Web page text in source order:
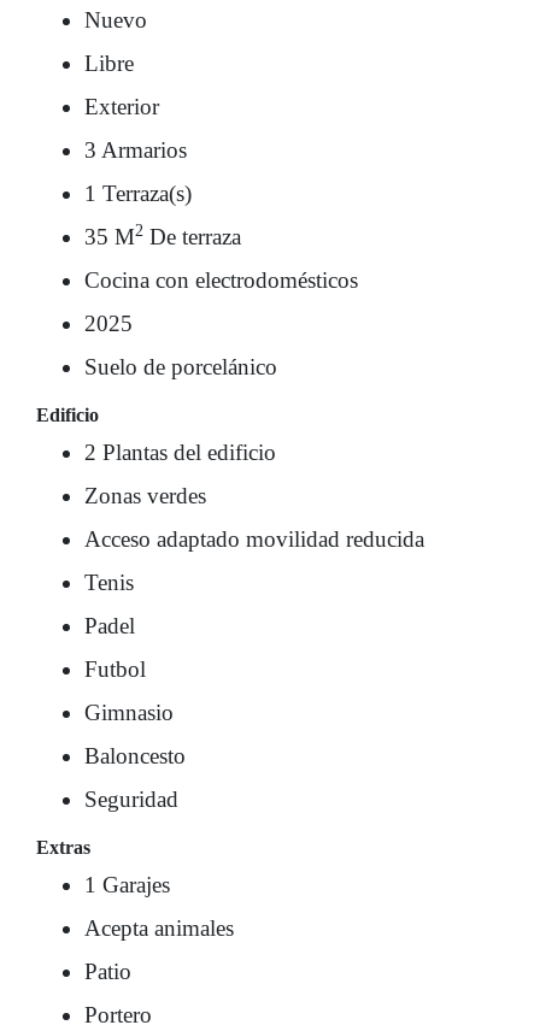
Nuevo
Libre
Exterior
3 Armarios
1 Terraza(s)
35 M2 De terraza
Cocina con electrodomésticos
2025
Suelo de porcelánico
Edificio
2 Plantas del edificio
Zonas verdes
Acceso adaptado movilidad reducida
Tenis
Padel
Futbol
Gimnasio
Baloncesto
Seguridad
Extras
1 Garajes
Acepta animales
Patio
Portero